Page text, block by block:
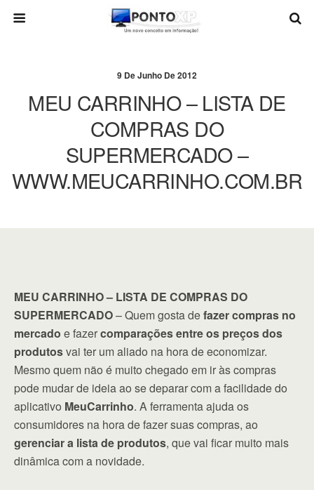
9 De Junho De 2012
MEU CARRINHO – LISTA DE
COMPRAS DO
SUPERMERCADO –
WWW.MEUCARRINHO.COM.BR
MEU CARRINHO – LISTA DE COMPRAS DO
SUPERMERCADO– Quem gosta defazer compras no
mercado e fazercomparações entre os preços dos
produtosvai ter um aliado na hora de economizar.
Mesmo quem não é muito chegado em ir às compras
pode mudar de ideia ao se deparar com a facilidade do
aplicativo MeuCarrinho. A ferramenta ajuda os
consumidores na hora de fazer suas compras, ao
gerenciar a lista de produtos, que vai ficar muito mais
dinâmica com a novidade.